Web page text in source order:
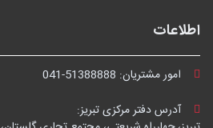
اطلاعات
امور مشتریان: 041-51388888
آدرس دفتر مرکزی تبریز: